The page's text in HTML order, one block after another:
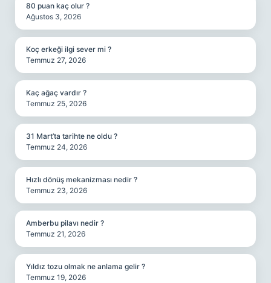
80 puan kaç olur ?
Ağustos 3, 2026
Koç erkeği ilgi sever mi ?
Temmuz 27, 2026
Kaç ağaç vardır ?
Temmuz 25, 2026
31 Mart’ta tarihte ne oldu ?
Temmuz 24, 2026
Hızlı dönüş mekanizması nedir ?
Temmuz 23, 2026
Amberbu pilavı nedir ?
Temmuz 21, 2026
Yıldız tozu olmak ne anlama gelir ?
Temmuz 19, 2026